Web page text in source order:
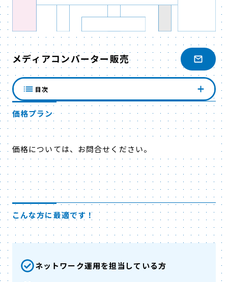
メディアコンバーター販売
価格プラン
価格については、お問合せください。
こんな方に最適です！
ネットワーク運用を担当している方
目次